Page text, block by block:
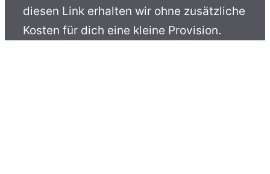
diesen Link erhalten wir ohne zusätzliche
Kosten für dich eine kleine Provision.